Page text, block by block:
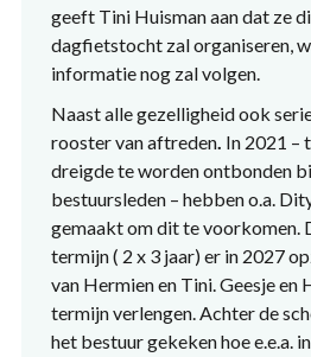
geeft Tini Huisman aan dat ze
dagfietstocht zal organiseren,
informatie nog zal volgen.
Naast alle gezelligheid ook
rooster van aftreden. In 2021 –
dreigde te worden ontbonden
bestuursleden – hebben o.a.
gemaakt om dit te voorkomen.
termijn ( 2 x 3 jaar) er in 2027
van Hermien en Tini. Geesje en
termijn verlengen. Achter de
het bestuur gekeken hoe e.e.a.